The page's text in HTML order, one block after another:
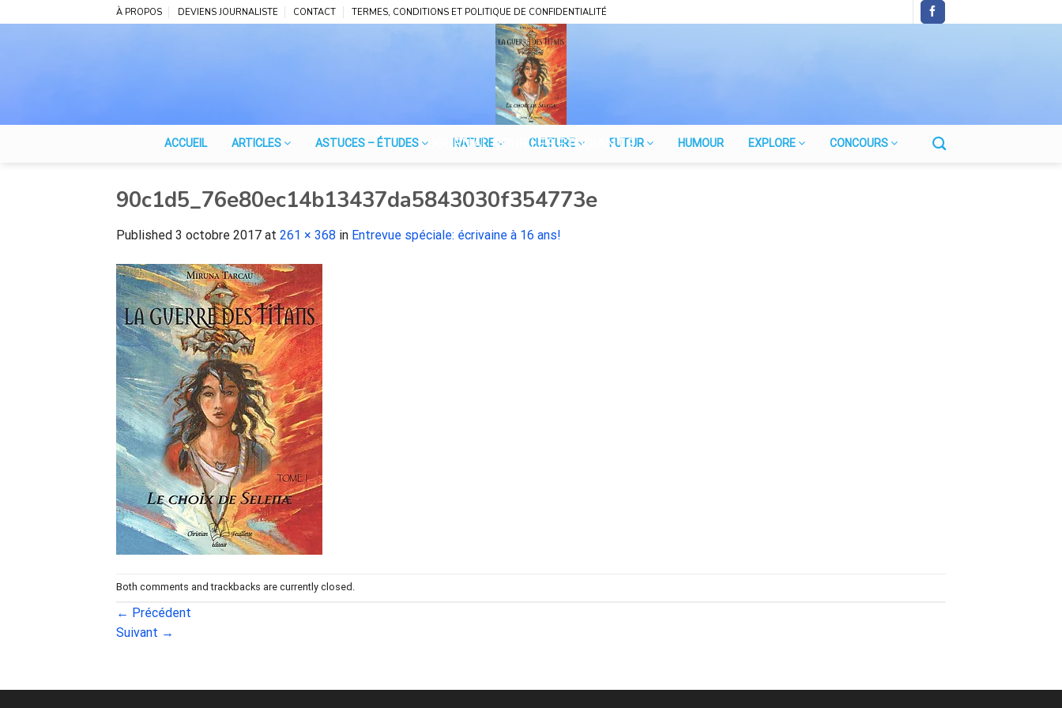
to
À PROPOS DEVIENS JOURNALISTE CONTACT TERMES, CONDITIONS ET POLITIQUE DE CONFIDENTIALITÉ
JOURNAL POUR LES ÉTUDIANTS
ACCUEIL ARTICLES ASTUCES – ÉTUDES NATURE CULTURE FUTUR HUMOUR EXPLORE CONCOURS
90c1d5_76e80ec14b13437da5843030f354773e
Published 3 octobre 2017 at 261 × 368 in Entrevue spéciale: écrivaine à 16 ans!
Both comments and trackbacks are currently closed.
← Précédent
Suivant →